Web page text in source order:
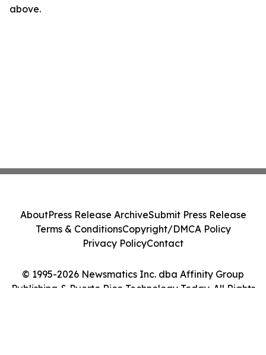
above.
© 1995-2026 Newsmatics Inc. dba Affinity Group
Publishing & Puerto Rico Technology Today. All Rights
AboutPress Release ArchiveSubmit Press Release
Terms & ConditionsCopyright/DMCA Policy
Privacy PolicyContact